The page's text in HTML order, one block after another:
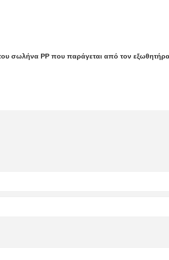
σωλήνα PP που παράγεται από τον